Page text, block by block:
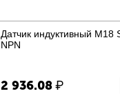
Датчик индуктивный
NPN
2 936.08₽